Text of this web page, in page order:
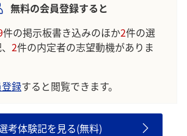
無料の会員登録すると
件の掲示板書き込みのほか2件の選
2件の内定者の志望動機がありま
録すると閲覧できます。
考体験記を見る(無料)